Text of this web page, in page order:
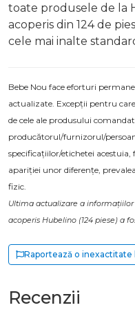
toate produsele de la
acoperis din 124 de
cele mai inalte
Bebe Nou face eforturi
actualizate. Excepții pentru
de cele ale produsului
producătorul/furnizorul/
specificațiilor/etichetei
apariției unor diferențe,
fizic.
Ultima actualizare a
acoperis Hubelino (124 piese) a
Raportează o inexactitate
Recenzii